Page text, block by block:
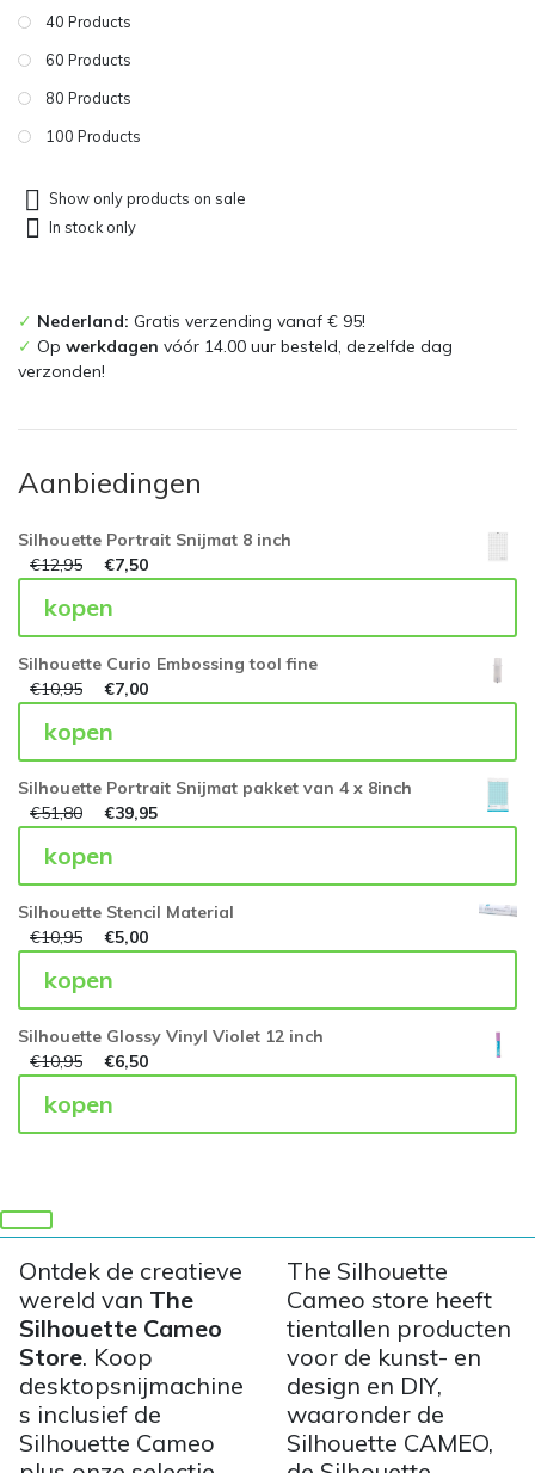
40 Products
60 Products
80 Products
100 Products
Show only products on sale
In stock only
✓ Nederland: Gratis verzending vanaf € 95!
✓ Op werkdagen vóór 14.00 uur besteld, dezelfde dag
verzonden!
Aanbiedingen
Silhouette Portrait Snijmat 8 inch
€12,95 €7,50
kopen
Silhouette Curio Embossing tool fine
€10,95 €7,00
kopen
Silhouette Portrait Snijmat pakket van 4 x 8inch
€51,80 €39,95
kopen
Silhouette Stencil Material
€10,95 €5,00
kopen
Silhouette Glossy Vinyl Violet 12 inch
€10,95 €6,50
kopen
Ontdek de creatieve
wereld van The
Silhouette Cameo
Store. Koop
desktopsnijmachine
s inclusief de
Silhouette Cameo
The Silhouette
Cameo store heeft
tientallen producten
voor de kunst- en
design en DIY,
waaronder de
Silhouette CAMEO,